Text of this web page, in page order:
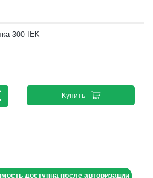
300 IEK
Купить
доступна после авторизации